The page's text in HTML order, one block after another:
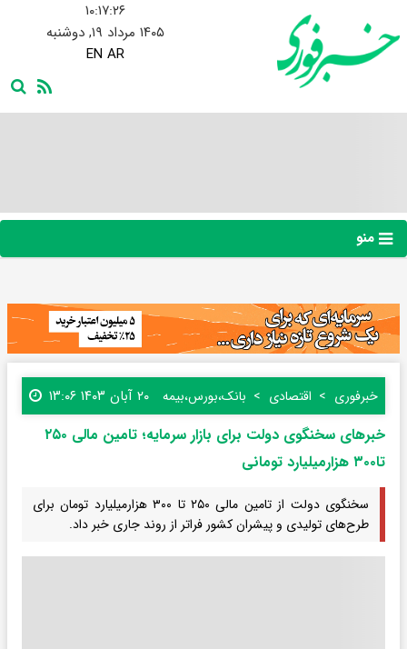
۱۰:۱۷:۲۷
۱۴۰۵ مرداد ۱۹, دوشنبه
EN AR
منو
خبرفوری اقتصادی بانک،بورس،بیمه ۲۰ آبان ۱۴۰۳ ۱۳:۰۶
خبرهای سخنگوی دولت برای بازار سرمایه؛ تامین مالی ۲۵۰
تا۳۰۰ هزارمیلیارد تومانی
سخنگوی دولت از تامین مالی ۲۵۰ تا ۳۰۰ هزارمیلیارد تومان برای
طرح‌های تولیدی و پیشران کشور فراتر از روند جاری خبر داد.